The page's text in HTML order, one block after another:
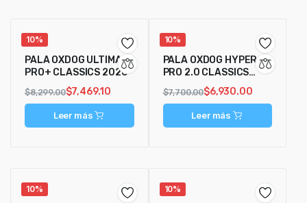
10%
PALA OXDOG ULTIMATE
PRO+ CLASSICS 2026
$8,299.00$7,469.10
Leer más
10%
PALA OXDOG HYPER
PRO 2.0 CLASSICS
$7,700.00$6,930.00
Leer más
10% 10%